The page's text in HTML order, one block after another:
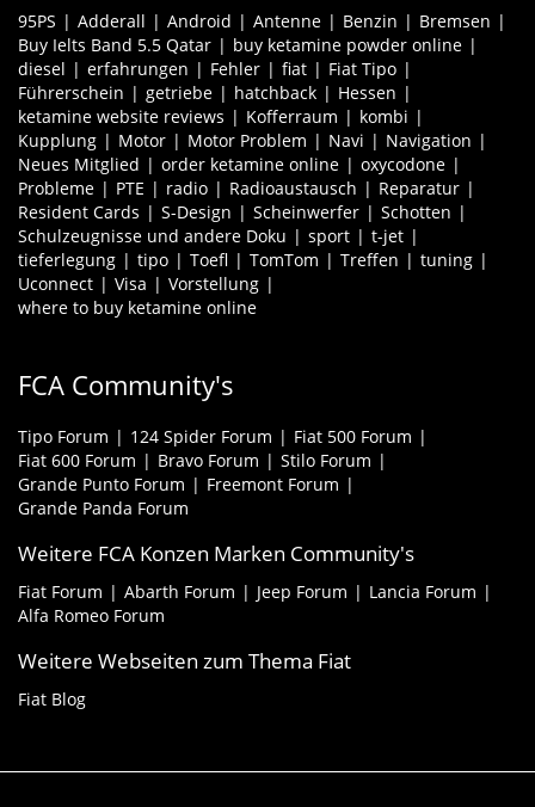
95PS Adderall Android Antenne Benzin
Bremsen
Buy Ielts Band 5.5 Qatar
buy ketamine powder online
diesel
erfahrungen Fehler fiat
Fiat Tipo
Führerschein
getriebe hatchback
Hessen
ketamine website reviews
Kofferraum
kombi
Kupplung
Motor Motor Problem Navi
Navigation
Neues Mitglied
order ketamine online
oxycodone
Probleme
PTE radio Radioaustausch
Reparatur
Resident Cards
S-Design Scheinwerfer
Schotten
Schulzeugnisse und andere Doku
sport
t-jet
tieferlegung
tipo Toefl TomTom Treffen
tuning
Uconnect
Visa
Vorstellung
where to buy ketamine online
FCA Community's
Tipo Forum 124 Spider Forum
Fiat 500 Forum
Fiat 600 Forum
Bravo Forum
Stilo Forum
Grande Punto Forum
Freemont Forum
Grande Panda Forum
Weitere FCA Konzen Marken Community's
Fiat Forum Abarth Forum Jeep Forum
Lancia Forum
Alfa Romeo Forum
Weitere Webseiten zum Thema Fiat
Fiat Blog